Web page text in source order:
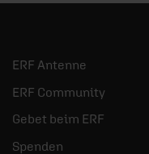
ERF Antenne
ERF Community
Gebet beim ERF
Spenden